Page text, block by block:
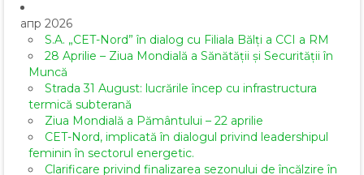
апр 2026
S.A. „CET-Nord” în dialog cu Filiala Bălți a CCI a RM
28 Aprilie – Ziua Mondială a Sănătății și Securității în
Muncă
Strada 31 August: lucrările încep cu infrastructura
termică subterană
Ziua Mondială a Pământului – 22 aprilie
CET-Nord, implicată în dialogul privind leadershipul
feminin în sectorul energetic.
Clarificare privind finalizarea sezonului de încălzire în